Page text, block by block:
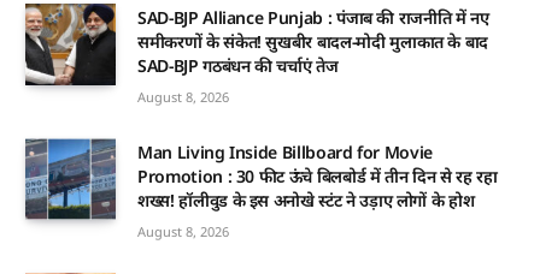
SAD-BJP Alliance Punjab : पंजाब की राजनीति में नए
समीकरणों के संकेत! सुखबीर बादल-मोदी मुलाकात के बाद
SAD-BJP गठबंधन की चर्चाएं तेज
August 8, 2026
Man Living Inside Billboard for Movie
Promotion : 30 फीट ऊंचे बिलबोर्ड में तीन दिन से रह रहा
शख्स! हॉलीवुड के इस अनोखे स्टंट ने उड़ाए लोगों के होश
August 8, 2026